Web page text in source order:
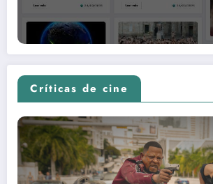
Críticas de cine